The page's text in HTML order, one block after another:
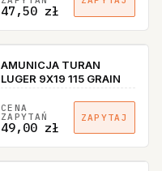
47,50 zł
AMUNICJA TURAN
LUGER 9X19 115 GRAIN
CENA
ZAPYTAŃ
49,00 zł
ZAPYTAJ